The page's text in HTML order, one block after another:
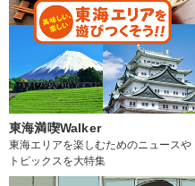
東海満喫Walker
東海エリアを楽しむためのニュースや
トピックスを大特集